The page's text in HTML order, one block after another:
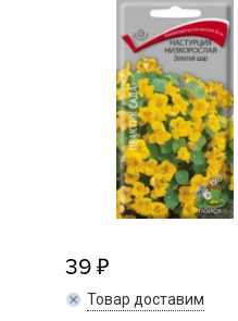
39
Товар доставим